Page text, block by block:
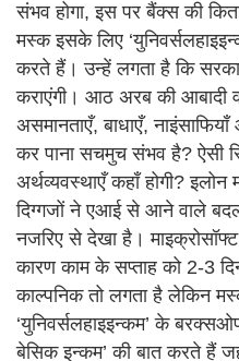
संभव होगा, इस पर बैंक्स की
मस्क इसके लिए
करते हैं। उन्हें लगता है कि
कराएंगी। आठ अरब की आबादी
असमानताएँ, बाधाएँ,
कर पाना सचमुच संभव है? ऐसी
अर्थव्यवस्थाएँ कहाँ होगी?
दिग्गजों ने एआई से आने वाले
नजरिए से देखा है।
कारण काम के सप्ताह को 2-3
काल्पनिक तो लगता है लेकिन
‘युनिवर्सलहाइइन्कम’ के
बेसिक इन्कम’ की बात करते हैं